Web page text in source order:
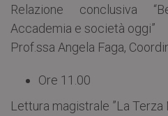
Relazione conclusiva
Accademia e società oggi”
Prof.ssa Angela Faga,
Ore 11.00
Lettura magistrale ”La Terza